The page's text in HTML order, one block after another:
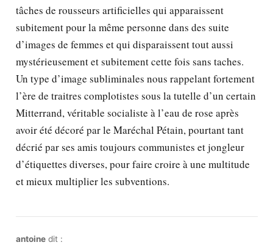
tâches de rousseurs artificielles qui apparaissent
subitement pour la même personne dans des suite
d’images de femmes et qui disparaissent tout aussi
mystérieusement et subitement cette fois sans taches.
Un type d’image subliminales nous rappelant fortement
l’ère de traitres complotistes sous la tutelle d’un certain
Mitterrand, véritable socialiste à l’eau de rose après
avoir été décoré par le Maréchal Pétain, pourtant tant
décrié par ses amis toujours communistes et jongleur
d’étiquettes diverses, pour faire croire à une multitude
et mieux multiplier les subventions.
antoine dit :